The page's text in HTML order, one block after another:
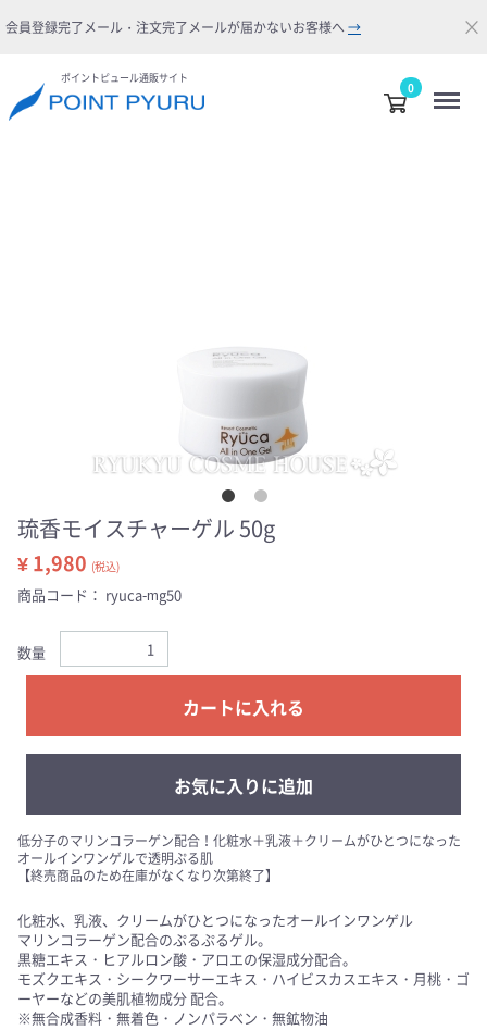
会員登録完了メール・注文完了メールが届かないお客様へ → ×
ポイントピュール通販サイト
0
琉香モイスチャーゲル 50g
¥ 1,980 (税込)
商品コード： ryuca-mg50
数量
カートに入れる
お気に入りに追加
低分子のマリンコラーゲン配合！化粧水＋乳液＋クリームがひとつになった
オールインワンゲルで透明ぷる肌
【終売商品のため在庫がなくなり次第終了】
化粧水、乳液、クリームがひとつになったオールインワンゲル
マリンコラーゲン配合のぷるぷるゲル。
黒糖エキス・ヒアルロン酸・アロエの保湿成分配合。
モズクエキス・シークワーサーエキス・ハイビスカスエキス・月桃・ゴ
ーヤーなどの美肌植物成分 配合。
※無合成香料・無着色・ノンパラベン・無鉱物油